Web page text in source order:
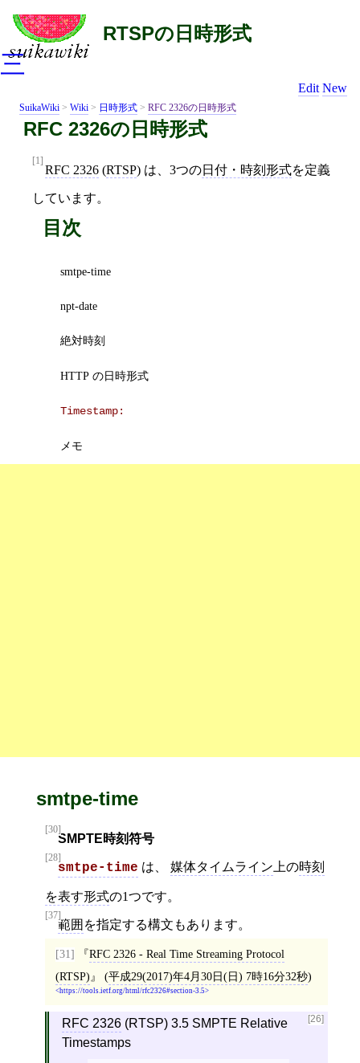
RTSPの日時形式
Edit New
SuikaWiki > Wiki > 日時形式 > RFC 2326の日時形式
RFC 2326の日時形式
[1]
RFC 2326 (RTSP) は、3つの日付・時刻形式を定義
しています。
目次
smtpe-time
npt-date
絶対時刻
HTTP の日時形式
Timestamp:
メモ
smtpe-time
[30]
SMPTE時刻符号
[28]
smtpe-time は、 媒体タイムライン 上の時刻
を表す形式の1つです。
[37]
範囲 を指定する構文もあります。
[31]
RFC 2326 - Real Time Streaming Protocol
(RTSP)
(平成29(2017)年4月30日(日) 7時16分32秒)
https://tools.ietf.org/html/rfc2326#section-3.5
[26]
RFC 2326(RTSP) 3.5 SMPTE Relative
Timestamps
三